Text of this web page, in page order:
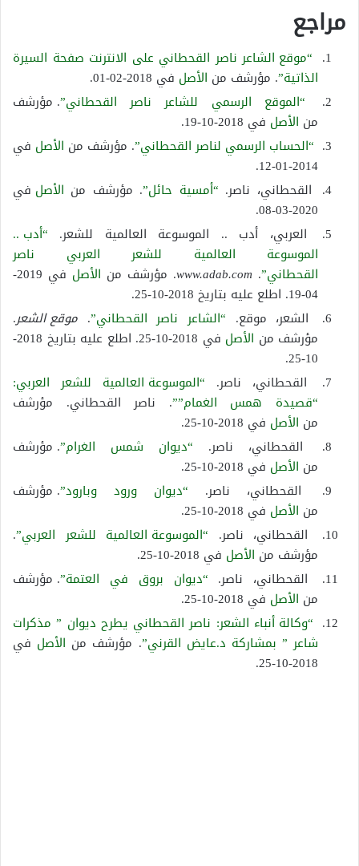
مراجع
“موقع الشاعر ناصر القحطاني على الانترنت صفحة السيرة
الذاتية”. مؤرشف من الأصل في 2018-02-01.
“الموقع الرسمي للشاعر ناصر القحطاني”. مؤرشف
من الأصل في 2018-10-19.
“الحساب الرسمي لناصر القحطاني”. مؤرشف من الأصل في
2014-01-12.
القحطاني، ناصر. “أمسية حائل”. مؤرشف من الأصل في
2020-03-08.
العربي، أدب .. الموسوعة العالمية للشعر. “أدب ..
الموسوعة العالمية للشعر العربي ناصر
القحطاني”.
www.adab.com. مؤرشف من الأصل
في 2019-
04-19. اطلع عليه بتاريخ 2018-10-25.
الشعر، موقع. “الشاعر ناصر القحطاني”. موقع الشعر.
مؤرشف من الأصل
في 2018-10-25. اطلع عليه بتاريخ 2018-
10-25.
القحطاني، ناصر. “الموسوعة العالمية للشعر العربي:
“قصيدة همس الغمام””. ناصر القحطاني. مؤرشف
من الأصل في 2018-10-25.
القحطاني، ناصر. “ديوان شمس الغرام”. مؤرشف
من الأصل في 2018-10-25.
القحطاني، ناصر. “ديوان ورود وبارود”. مؤرشف
من الأصل في 2018-10-25.
القحطاني، ناصر. “الموسوعة العالمية للشعر العربي”.
مؤرشف من الأصل في 2018-10-25.
القحطاني، ناصر. “ديوان بروق في العتمة”. مؤرشف
من الأصل في 2018-10-25.
“وكالة أنباء الشعر: ناصر القحطاني يطرح ديوان ” مذكرات
شاعر ” بمشاركة د.عايض القرني”. مؤرشف من الأصل في
2018-10-25.